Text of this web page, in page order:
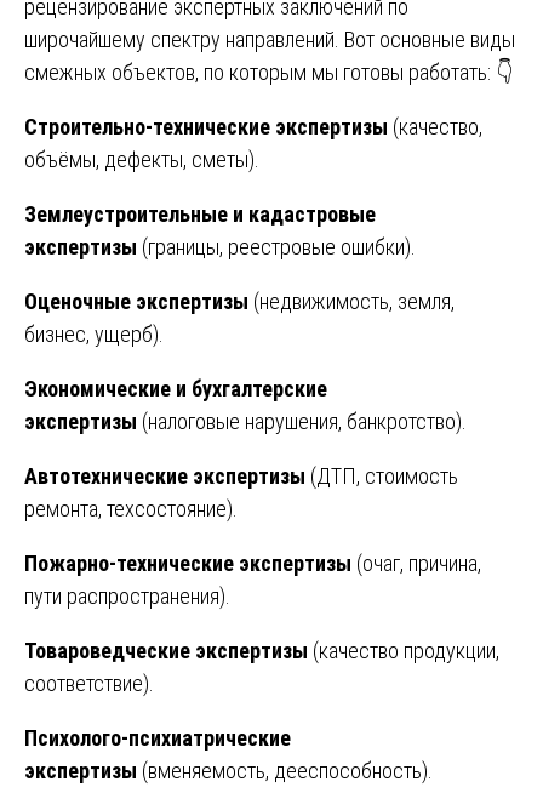
рецензирование экспертных заключений по
широчайшему спектру направлений. Вот основные виды
смежных объектов, по которым мы готовы работать: 👇
Строительно-технические экспертизы (качество,
объёмы, дефекты, сметы).
Землеустроительные и кадастровые
экспертизы (границы, реестровые ошибки).
Оценочные экспертизы (недвижимость, земля,
бизнес, ущерб).
Экономические и бухгалтерские
экспертизы (налоговые нарушения, банкротство).
Автотехнические экспертизы (ДТП, стоимость
ремонта, техсостояние).
Пожарно-технические экспертизы (очаг, причина,
пути распространения).
Товароведческие экспертизы (качество продукции,
соответствие).
Психолого-психиатрические
экспертизы (вменяемость, дееспособность).